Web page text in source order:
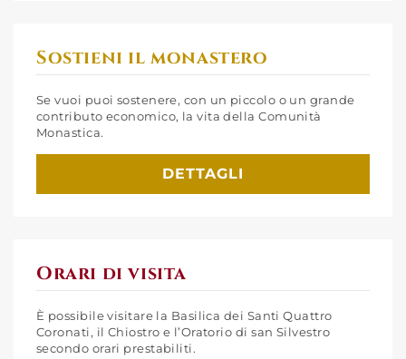
Sostieni il monastero
Se vuoi puoi sostenere, con un piccolo o un grande
contributo economico, la vita della Comunità
Monastica.
DETTAGLI
Orari di visita
È possibile visitare la Basilica dei Santi Quattro
Coronati, il Chiostro e l’Oratorio di san Silvestro
secondo orari prestabiliti.